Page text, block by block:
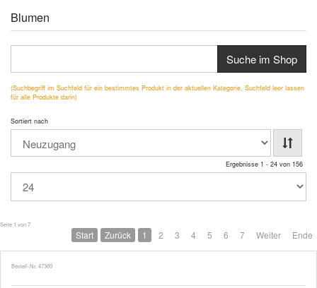
Blumen
Suche im Shop
(Suchbegriff im Suchfeld für ein bestimmtes Produkt in der aktuellen Kategorie, Suchfeld leer lassen
für alle Produkte darin)
Sortiert nach
Ergebnisse 1 - 24 von 156
Seite 1 von 7
Start Zurück 1 2 3 4 5 6 7 Weiter Ende
Bestell-Nr. 47389